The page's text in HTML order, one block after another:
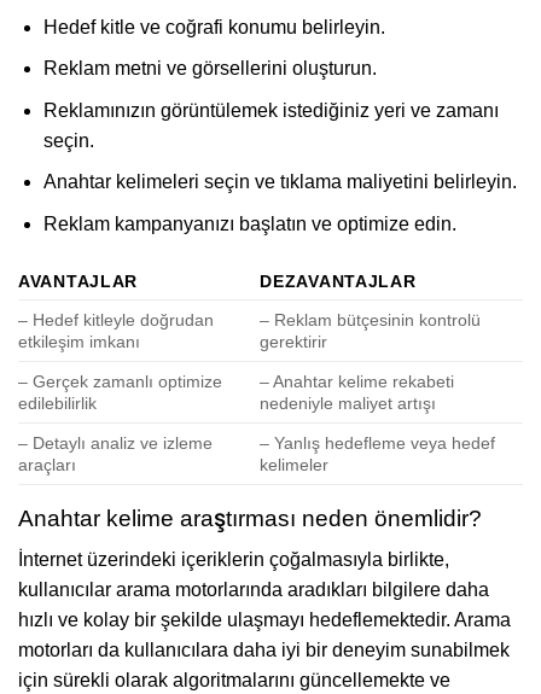
Hedef kitle ve coğrafi konumu belirleyin.
Reklam metni ve görsellerini oluşturun.
Reklamınızın görüntülemek istediğiniz yeri ve zamanı
seçin.
Anahtar kelimeleri seçin ve tıklama maliyetini belirleyin.
Reklam kampanyanızı başlatın ve optimize edin.
AVANTAJLAR
DEZAVANTAJLAR
– Hedef kitleyle doğrudan
etkileşim imkanı
– Reklam bütçesinin kontrolü
gerektirir
– Gerçek zamanlı optimize
edilebilirlik
– Anahtar kelime rekabeti
nedeniyle maliyet artışı
– Detaylı analiz ve izleme
araçları
– Yanlış hedefleme veya hedef
kelimeler
Anahtar kelime araştırması neden önemlidir?
İnternet üzerindeki içeriklerin çoğalmasıyla birlikte,
kullanıcılar arama motorlarında aradıkları bilgilere daha
hızlı ve kolay bir şekilde ulaşmayı hedeflemektedir. Arama
motorları da kullanıcılara daha iyi bir deneyim sunabilmek
için sürekli olarak algoritmalarını güncellemekte ve